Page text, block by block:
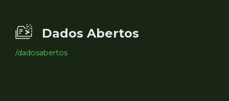
Dados Abertos
/dadosabertos